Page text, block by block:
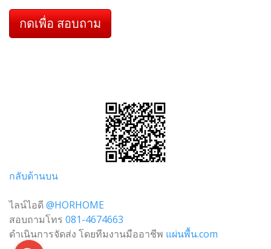
กดเพื่อ สอบถาม
กลับด้านบน
ไลน์ไอดี @HORHOME
สอบถามโทร 081-4674663
ดำเนินการจัดส่ง โดยทีมงานมืออาชีพ แผ่นพื้น.com